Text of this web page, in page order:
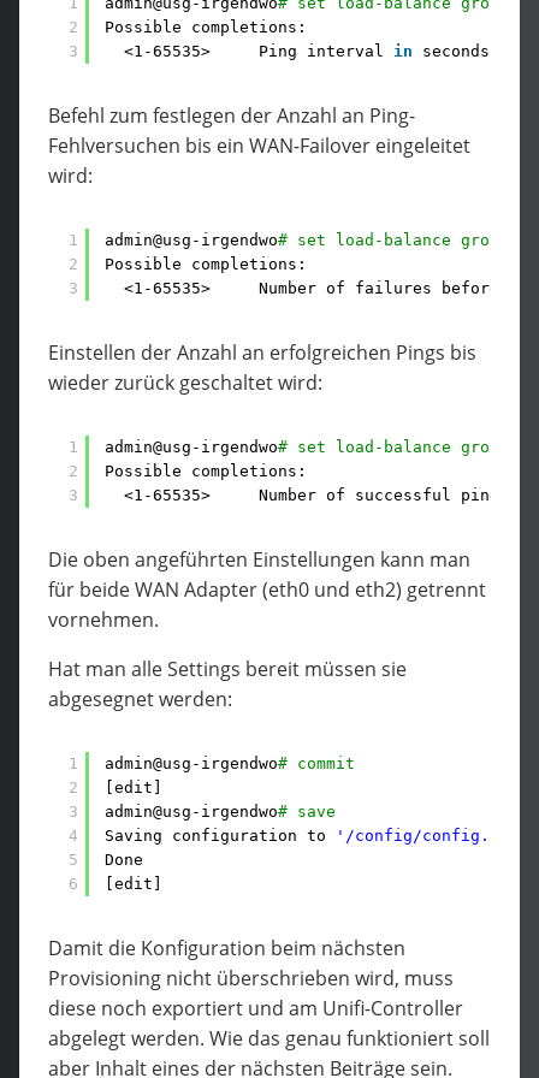
2
3
Possible completions:
<1-65535>     Ping interval in seconds
Befehl zum festlegen der Anzahl an Ping-
Fehlversuchen bis ein WAN-Failover eingeleitet
wird:
1
2
3
admin@usg-irgendwo# set load-balance group
Possible completions:
<1-65535>     Number of failures before
Einstellen der Anzahl an erfolgreichen Pings bis
wieder zurück geschaltet wird:
1
2
3
admin@usg-irgendwo# set load-balance group
Possible completions:
<1-65535>     Number of successful pings
Die oben angeführten Einstellungen kann man
für beide WAN Adapter (eth0 und eth2) getrennt
vornehmen.
Hat man alle Settings bereit müssen sie
abgesegnet werden:
1
2
3
4
5
6
admin@usg-irgendwo# commit
[edit]
admin@usg-irgendwo# save
Saving configuration to
'/config/config.boot'
Done
[edit]
Damit die Konfiguration beim nächsten
Provisioning nicht überschrieben wird, muss
diese noch exportiert und am Unifi-Controller
abgelegt werden. Wie das genau funktioniert soll
aber Inhalt eines der nächsten Beiträge sein.